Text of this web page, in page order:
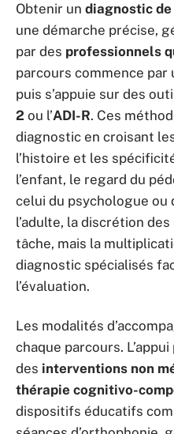
Obtenir un diagnostic de
une démarche précise,
par des professionnels
parcours commence par
puis s’appuie sur des
2 ou l’ADI-R. Ces
diagnostic en croisant
l’histoire et les
l’enfant, le regard du
celui du psychologue ou
l’adulte, la discrétion
tâche, mais la
diagnostic spécialisés
l’évaluation.
Les modalités
chaque parcours.
des interventions non
thérapie cognitivo-
dispositifs éducatifs